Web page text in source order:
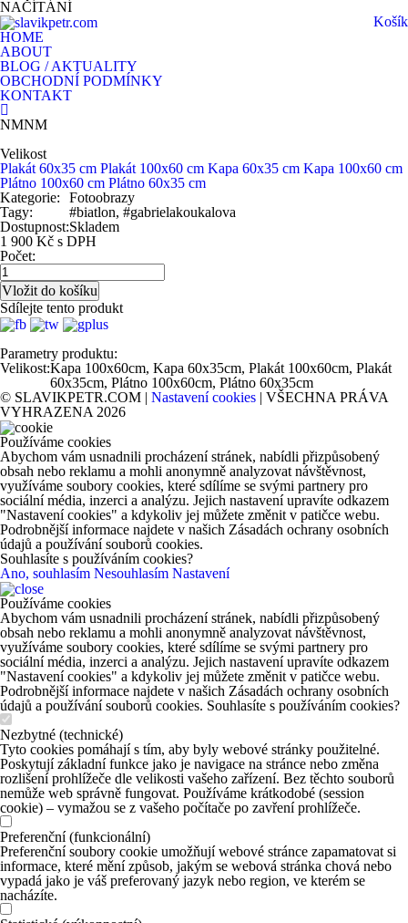
NAČÍTÁNÍ
Košík
HOME
ABOUT
BLOG / AKTUALITY
OBCHODNÍ PODMÍNKY
KONTAKT
NMNM
Velikost
Plakát 60x35 cm Plakát 100x60 cm Kapa 60x35 cm Kapa 100x60 cm
Plátno 100x60 cm Plátno 60x35 cm
Kategorie:
Fotoobrazy
Tagy:
#biatlon, #gabrielakoukalova
Dostupnost:Skladem
1 900 Kč s DPH
Počet:
Sdílejte tento produkt
Parametry produktu:
Velikost:Kapa 100x60cm, Kapa 60x35cm, Plakát 100x60cm, Plakát
60x35cm, Plátno 100x60cm, Plátno 60x35cm
© SLAVIKPETR.COM | Nastavení cookies | VŠECHNA PRÁVA
VYHRAZENA 2026
Používáme cookies
Abychom vám usnadnili procházení stránek, nabídli přizpůsobený
obsah nebo reklamu a mohli anonymně analyzovat návštěvnost,
využíváme soubory cookies, které sdílíme se svými partnery pro
sociální média, inzerci a analýzu. Jejich nastavení upravíte odkazem
"Nastavení cookies" a kdykoliv jej můžete změnit v patičce webu.
Podrobnější informace najdete v našich Zásadách ochrany osobních
údajů a používání souborů cookies.
Souhlasíte s používáním cookies?
Ano, souhlasím Nesouhlasím Nastavení
Používáme cookies
Abychom vám usnadnili procházení stránek, nabídli přizpůsobený
obsah nebo reklamu a mohli anonymně analyzovat návštěvnost,
využíváme soubory cookies, které sdílíme se svými partnery pro
sociální média, inzerci a analýzu. Jejich nastavení upravíte odkazem
"Nastavení cookies" a kdykoliv jej můžete změnit v patičce webu.
Podrobnější informace najdete v našich Zásadách ochrany osobních
údajů a používání souborů cookies. Souhlasíte s používáním cookies?
Nezbytné (technické)
Tyto cookies pomáhají s tím, aby byly webové stránky použitelné.
Poskytují základní funkce jako je navigace na stránce nebo změna
rozlišení prohlížeče dle velikosti vašeho zařízení. Bez těchto souborů
nemůže web správně fungovat. Používáme krátkodobé (session
cookie) – vymažou se z vašeho počítače po zavření prohlížeče.
Preferenční (funkcionální)
Preferenční soubory cookie umožňují webové stránce zapamatovat si
informace, které mění způsob, jakým se webová stránka chová nebo
vypadá jako je váš preferovaný jazyk nebo region, ve kterém se
nacházíte.